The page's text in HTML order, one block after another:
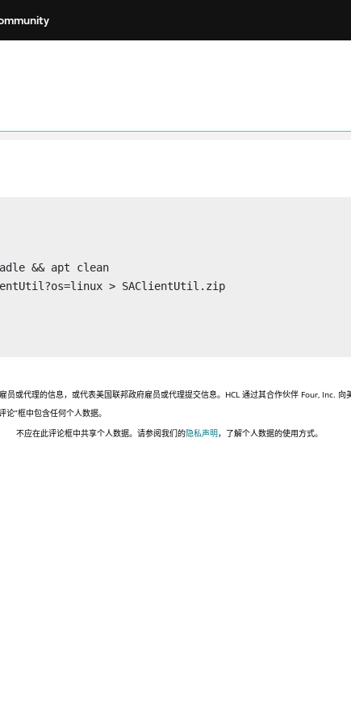
&& apt clean
> SAClientUtil.zip
或代理的信息，或代表美国联邦政府雇员或代理提交信息。HCL 通过其合作伙伴 Four, Inc.
”框中包含任何个人数据。
不应在此评论框中共享个人数据。请参阅我们的隐私声明，了解个人数据的使用方式。